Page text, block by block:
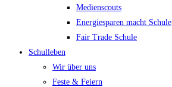
Medienscouts
Energiesparen macht Schule
Fair Trade Schule
Schulleben
Wir über uns
Feste & Feiern